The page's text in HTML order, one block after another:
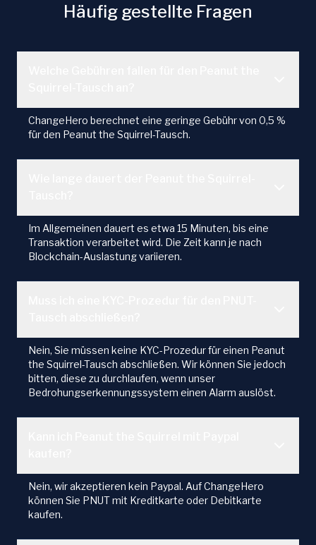
Häufig gestellte Fragen
ChangeHero berechnet eine geringe Gebühr von 0,5 %
für den Peanut the Squirrel-Tausch.
Im Allgemeinen dauert es etwa 15 Minuten, bis eine
Transaktion verarbeitet wird. Die Zeit kann je nach
Blockchain-Auslastung variieren.
Nein, Sie müssen keine KYC-Prozedur für einen Peanut
the Squirrel-Tausch abschließen. Wir können Sie jedoch
bitten, diese zu durchlaufen, wenn unser
Bedrohungserkennungssystem einen Alarm auslöst.
Nein, wir akzeptieren kein Paypal. Auf ChangeHero
können Sie PNUT mit Kreditkarte oder Debitkarte
kaufen.